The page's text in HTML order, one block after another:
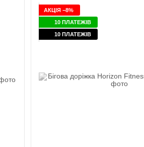
АКЦІЯ −8%
10 ПЛАТЕЖІВ
10 ПЛАТЕЖІВ